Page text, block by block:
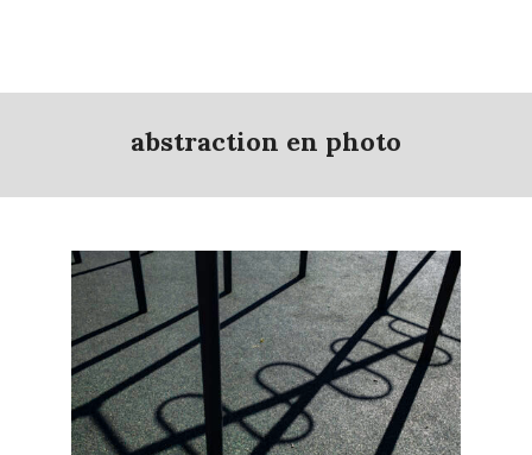
abstraction en photo